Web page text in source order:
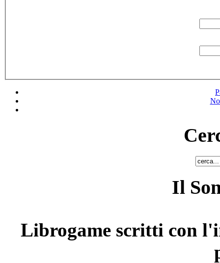
Il
Librogame scritti con